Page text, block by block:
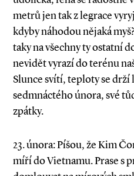
metrů jen tak z legrace
kdyby náhodou nějaká
taky na všechny ty ostatní
nevidět vyrazí do terénu
Slunce svítí, teploty se drží
sedmnáctého února, své
zpátky.
23. února: Píšou, že Kim
míří do Vietnamu. Prase s